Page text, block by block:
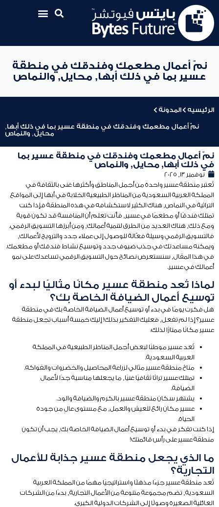
نمّ أعمال مطعمك وفندقك في منطقة
عسير بما في ذلك أبها, محايل, والنماص
الرئيسيه المدونة
نمّ أعمال مطعمك وفندقك في منطقة عسير بما في ذلك أبها,
محايل, والنماص
نمّ أعمال مطعمك وفندقك في منطقة عسير بما
في ذلك أبها, محايل, والنماص
نوفمبر 13, 2025
تُعتبر منطقة عسير واحدة من أجمل المناطق وأكثرها غنى بالثقافة في
المملكة العربية السعودية من المناظر الطبيعية الخلابة في أبها إلى المواقع
التراثية في النماص, هناك الكثير لاستكشافه في هذه المنطقة فإذا كنت
تمتلك فندقًا أو مطعمًا في عسير, فأنت تعلم أن المنافسة قد تكون قوية
ومع ذلك, هناك العديد من الطرق لتنمية أعمالك, ومن أبرزها التسويق الرقمي.
فالتسويق الرقمي وسيلة فعّالة للوصول إلى عملاء جدد والترويج لأعمالك,
ويمكنه مساعدتك في جذب ضيوف جدد وتوسيع نشاط فندقك أو مطعمك.
في هذا المقال, سنستعرض نصائح حول التسويق الرقمي تساعدك على نمو
أعمالك في عسير.
لماذا تُعد منطقة عسير مكانًا مثاليًا لبدء أو
توسيع أعمال الضيافة الخاصة بك؟
هل فكرت يومًا في بدء أو توسيع أعمال الضيافة الخاصة بك في منطقة
عسير؟ إذا لم تفعل, فعليك التفكير بذلك! إليك خمسة أسباب تجعل منطقة
عسير مكانًا ممتازًا لذلك:
تُعد عسير موطنًا لبعض أجمل المناظر الطبيعية في المملكة
العربية السعودية.
مناخ منطقة عسير مثالي لزراعة المحاصيل والخضروات والفواكه.
تمتلك عسير تراثًا ثقافيًا غنيًا, ما يجعلها مناسبة جدًا لأعمال
الضيافة.
يشتهر سكان منطقة عسير بالكرم والضيافة والود.
عسير مكان رائع للعيش والعمل, مع مستوى عالٍ من جودة
الحياة.
إذا كنت تفكر في بدء أو توسيع أعمال الضيافة الخاصة بك, يجب أن تكون
منطقة عسير على رأس قائمتك!
ما الذي يجعل منطقة عسير جذابة للأعمال
التجارية؟
تُعد منطقة عسير جزءًا مذهلًا واستراتيجيًا مهمًا من المملكة العربية
السعودية, تضم مجموعة متنوعة من الأعمال التجارية, بدءًا من الشركات
العائلية الصغيرة وصولًا إلى الشركات الدولية الكبرى.